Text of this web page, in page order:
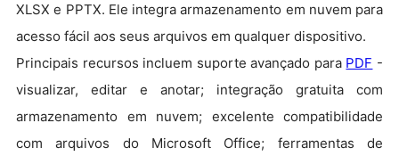
XLSX e PPTX. Ele integra armazenamento em nuvem para
acesso fácil aos seus arquivos em qualquer dispositivo.
Principais recursos incluem suporte avançado para PDF -
visualizar, editar e anotar; integração gratuita com
armazenamento em nuvem; excelente compatibilidade
com arquivos do Microsoft Office; ferramentas de